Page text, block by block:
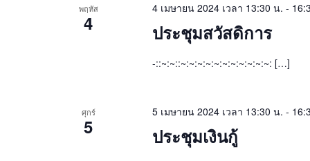
พฤหัส
4
4 เมษายน 2024 เวลา 13:30 น. -
ประชุมสวัสดิการ
-::~:~::~:~:~:~:~:~:~:~:~:~:~: […]
ศุกร์
5
5 เมษายน 2024 เวลา 13:30 น. -
ประชุมเงินกู้